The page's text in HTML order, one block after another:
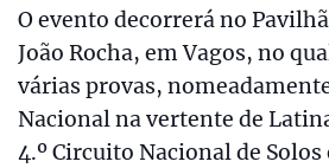
O evento decorrerá no
João Rocha, em Vagos, no
várias provas,
Nacional na vertente de
4.º Circuito Nacional de